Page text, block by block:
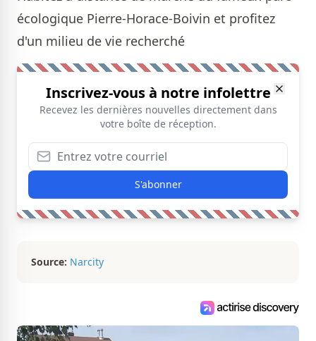
écologique Pierre-Horace-Boivin et profitez
d'un milieu de vie recherché
Inscrivez-vous à notre infolettre
Recevez les dernières nouvelles directement dans
votre boîte de réception.
S'abonner
Source: Narcity